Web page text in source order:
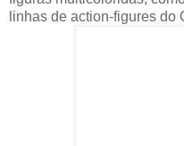
linhas de action-figures do